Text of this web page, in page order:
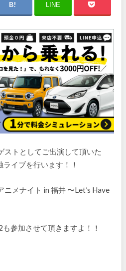
LINE
ストとしてご出演して頂いた
イブを行います！！
メナイト in 福井 〜Let’s Have
参加させて頂きますよ！！